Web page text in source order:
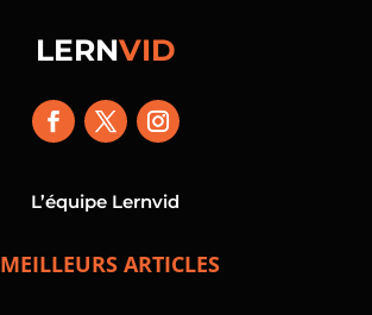
LERNVID
L’équipe Lernvid
MEILLEURS ARTICLES